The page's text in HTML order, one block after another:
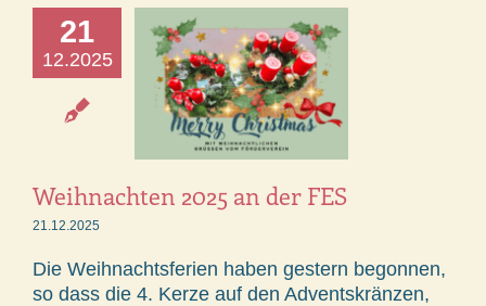
21
12.2025
Weihnachten 2025 an der FES
21.12.2025
Die Weihnachtsferien haben gestern begonnen,
so dass die 4. Kerze auf den Adventskränzen,